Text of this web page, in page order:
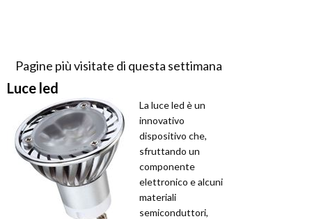
Pagine più visitate di questa settimana
Luce led
La luce led è un
innovativo
dispositivo che,
sfruttando un
componente
elettronico e alcuni
materiali
semiconduttori,